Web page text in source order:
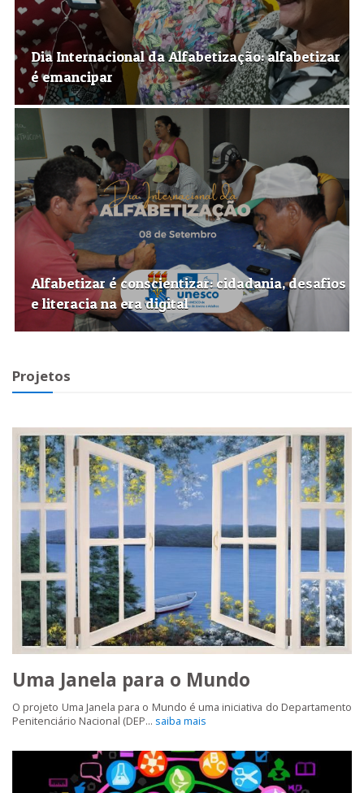
Dia Internacional da Alfabetização: alfabetizar
é emancipar
Alfabetizar é conscientizar: cidadania, desafios
e literacia na era digital
Projetos
Uma Janela para o Mundo
O projeto Uma Janela para o Mundo é uma iniciativa do Departamento
Penitenciário Nacional (DEP... saiba mais